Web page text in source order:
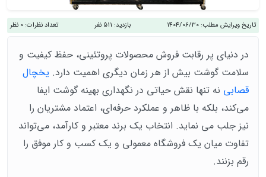
تاریخ ویرایش مطلب: 1404/06/30 بازدید: 511 نفر تعداد نظرات: 0 نظر
در دنیای پر رقابت فروش محصولات پروتئینی، حفظ کیفیت و
سلامت گوشت بیش از هر زمان دیگری اهمیت دارد. یخچال
قصابی نه‌ تنها نقش حیاتی در نگهداری بهینه گوشت ایفا
می‌کند، بلکه با ظاهر و عملکرد حرفه‌ای‌، اعتماد مشتریان را
نیز جلب می‌ نماید. انتخاب یک برند معتبر و کارآمد، می‌تواند
تفاوت میان یک فروشگاه معمولی و یک کسب‌ و کار موفق را
رقم بزنند.